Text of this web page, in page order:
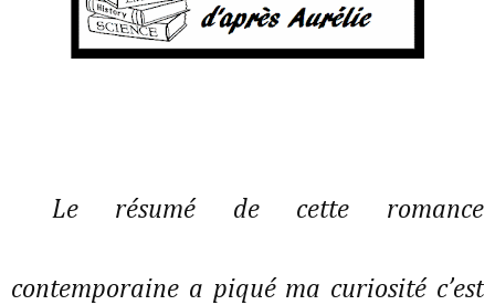
Le résumé de cette romance
contemporaine a piqué ma curiosité c’est